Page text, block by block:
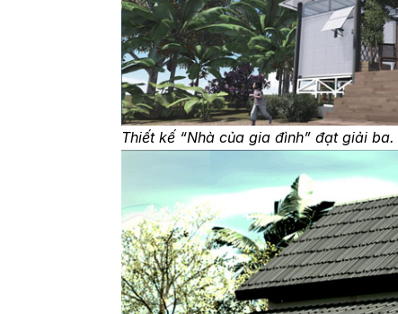
Thiết kế “Nhà của gia đình” đạt giải ba.